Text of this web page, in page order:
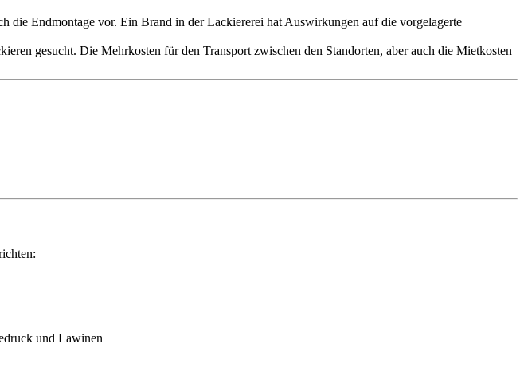
die Endmontage vor. Ein Brand in der Lackiererei hat Auswirkungen auf die vorgelagerte
gesucht. Die Mehrkosten für den Transport zwischen den Standorten, aber auch die Mietkosten
und Lawinen